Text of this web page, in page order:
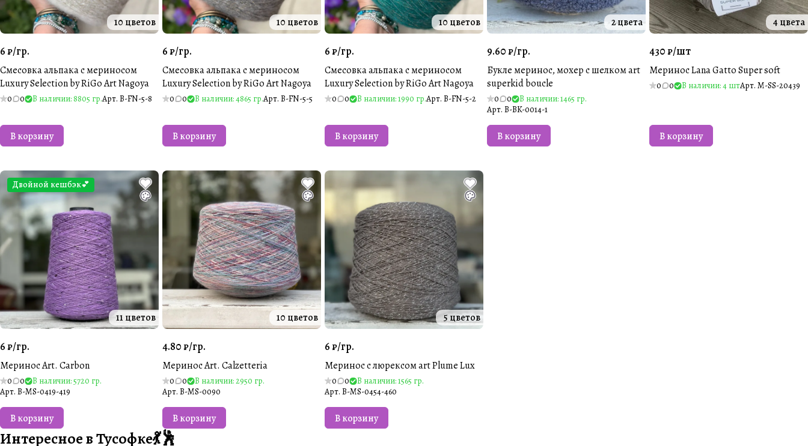
10 цветов
6 ₽/гр.
Смесовка альпака с мериносом
Luxury Selection by RiGo Art Nagoya
0 0 В наличии: 8805 гр.Арт. B-FN-5-8
В корзину
10 цветов
6 ₽/гр.
Смесовка альпака с мериносом
Luxury Selection by RiGo Art Nagoya
0 0 В наличии: 4865 гр.Арт. B-FN-5-5
В корзину
10 цветов
6 ₽/гр.
Смесовка альпака с мериносом
Luxury Selection by RiGo Art Nagoya
0 0 В наличии: 1990 гр.Арт. B-FN-5-2
В корзину
2 цвета
9.60 ₽/гр.
Букле меринос, мохер с шелком art
superkid boucle
0 0
В наличии: 1465 гр.
Арт. B-BK-0014-1
В корзину
4 цвета
430 ₽/шт
Меринос Lana Gatto Super soft
0 0 В наличии: 4 штАрт. M-SS-20439
В корзину
Двойной кешбэк💕
11 цветов
6 ₽/гр.
Меринос Art. Carbon
0 0
В наличии: 5720 гр.
Арт. B-MS-0419-419
В корзину
10 цветов
4.80 ₽/гр.
Меринос Art. Calzetteria
0 0
В наличии: 2950 гр.
Арт. B-MS-0090
В корзину
5 цветов
6 ₽/гр.
Меринос с люрексом art Plume Lux
0 0
В наличии: 1565 гр.
Арт. B-MS-0454-460
В корзину
Интересное в Тусофке💃🕺